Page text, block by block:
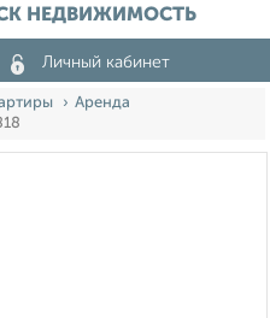
НЕДВИЖИМОСТЬ
Личный кабинет
Аренда